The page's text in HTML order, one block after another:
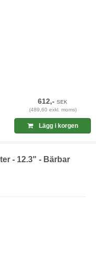
612,-SEK
(489,60 exkl. moms)
Lägg i korgen
- 12.3" - Bärbar